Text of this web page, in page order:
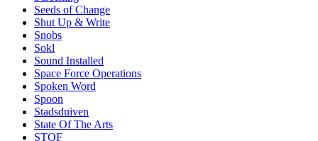
Seeds of Change
Shut Up & Write
Snobs
Sokl
Sound Installed
Space Force Operations
Spoken Word
Spoon
Stadsduiven
State Of The Arts
STOF